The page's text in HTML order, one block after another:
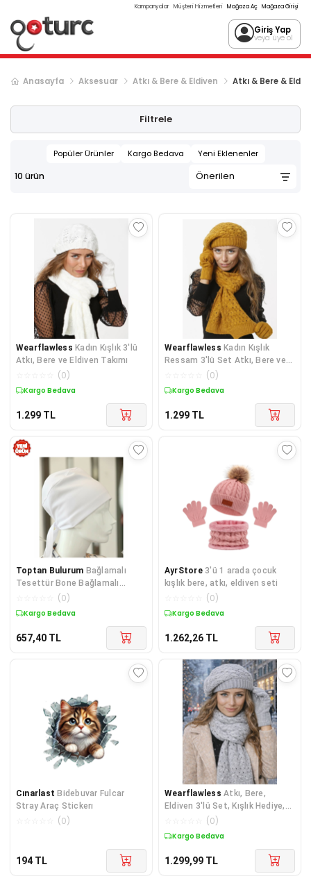
Kampanyalar Müşteri Hizmetleri Mağaza Aç Mağaza Girişi
Giriş Yap
veya üye ol
Anasayfa Aksesuar Atkı & Bere & Eldiven Atkı & Bere &
Filtrele
Popüler Ürünler Kargo Bedava Yeni Eklenenler
10 ürün
Wearflawless Kadın Kışlık 3'lü
Atkı, Bere ve Eldiven Takımı
(0)
Kargo Bedava
1.299 TL
Wearflawless Kadın Kışlık
Ressam 3'lü Set Atkı, Bere ve
Eldiven Takımı
(0)
Kargo Bedava
1.299 TL
Toptan Bulurum Bağlamalı
Tesettür Bone Bağlamalı
Bandana Beyaz 5 Adet
(0)
Kargo Bedava
657,40 TL
AyrStore 3'ü 1 arada çocuk
kışlık bere, atkı, eldiven seti
(0)
Kargo Bedava
1.262,26 TL
Cınarlast Bidebuvar Fulcar
Stray Araç Stickerı
(0)
194 TL
Wearflawless Atkı, Bere,
Eldiven 3'lü Set, Kışlık Hediye,
Kadınlar için Hediye
(0)
Kargo Bedava
1.299,99 TL